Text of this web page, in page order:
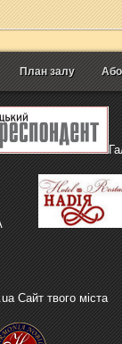
План залу
Сайт твого міста